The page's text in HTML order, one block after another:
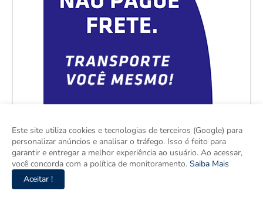
Este site utiliza cookies e tecnologias de terceiros (Google) para
personalizar anúncios e analisar o tráfego. Isso é feito para
garantir e entregar a melhor experiência ao usuário. Ao acessar,
você concorda com a política de monitoramento. Saiba Mais
Aceitar !